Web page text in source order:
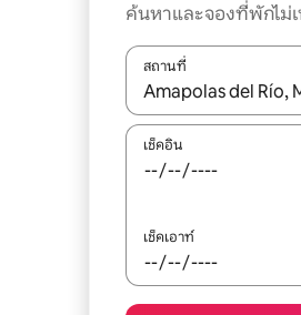
ค้นหาและจองที่พักไม่
สถานที่
ใช้ลูกศรขึ้นลง หรือใช้ก
เช็คอิน
เช็คเอาท์